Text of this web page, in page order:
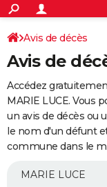
ACTUALITÉS
Politique
Société
Faits Divers
Education
Monde
Villes
+
SPORT
Coupe du monde
Football
Tennis
Cyclisme
Rugby
Forum
Programme TV
TNT
Streaming
Cinéma
Sorties cinéma
Musique
+
FINANCE
Impôts
Immobilier
Risques naturels par
Banque
Assurance
Crédit
AUTO
Essais
Réserver un essai
Citadines
Berlines
SUV
Forum auto
+
Mobiles
Meilleur smartphone
Internet
Ordinateurs
Jeux vidéo
Guide high-tech
Avis de décès
Avis de
Accédez
MARIE LUCE. Vous
un avis de décès ou
le nom d'un défunt
commune dans le